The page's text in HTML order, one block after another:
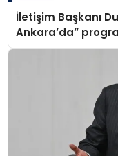
İletişim Başkanı
Ankara’da”